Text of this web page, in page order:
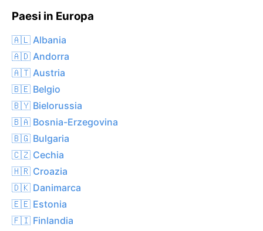
Paesi in Europa
🇦🇱 Albania
🇦🇩 Andorra
🇦🇹 Austria
🇧🇪 Belgio
🇧🇾 Bielorussia
🇧🇦 Bosnia-Erzegovina
🇧🇬 Bulgaria
🇨🇿 Cechia
🇭🇷 Croazia
🇩🇰 Danimarca
🇪🇪 Estonia
🇫🇮 Finlandia